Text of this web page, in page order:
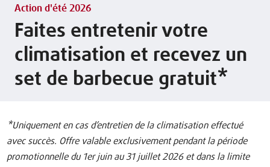
Action d'été 2026
Faites entretenir votre
climatisation et recevez un
set de barbecue gratuit*
*Uniquement en cas d’entretien de la climatisation effectué
avec succès. Offre valable exclusivement pendant la période
promotionnelle du 1er juin au 31 juillet 2026 et dans la limite